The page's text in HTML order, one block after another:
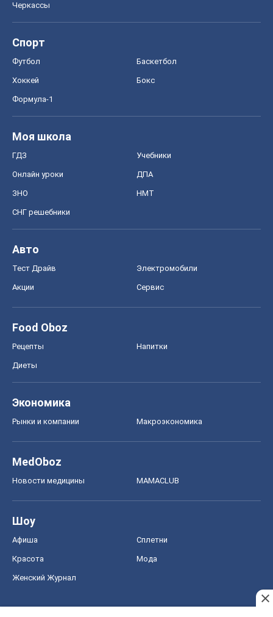
Черкассы
Спорт
Футбол Баскетбол
Хоккей Бокс
Формула-1
Моя школа
ГДЗ Учебники
Онлайн уроки ДПА
ЗНО НМТ
СНГ решебники
Авто
Тест Драйв Электромобили
Акции Сервис
Food Oboz
Рецепты Напитки
Диеты
Экономика
Рынки и компании Mакроэкономика
MedOboz
Новости медицины MAMACLUB
Шоу
Афиша Сплетни
Красота Мода
Женский Журнал